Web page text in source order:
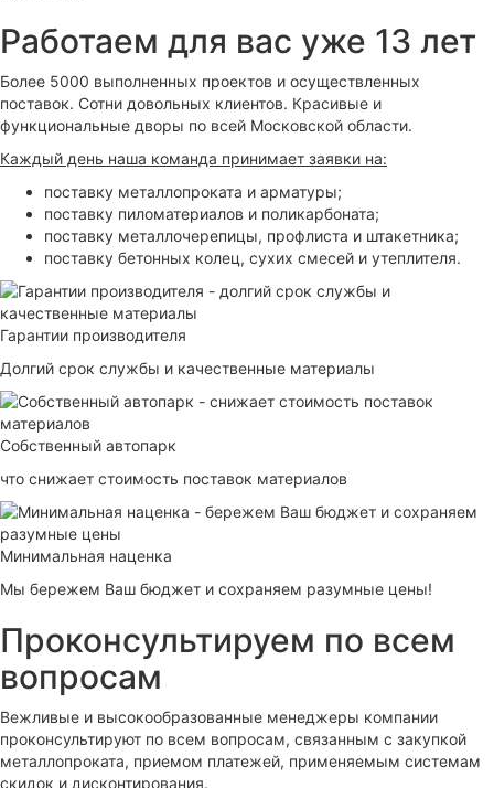
Работаем для вас уже 13 лет
Более 5000 выполненных проектов и осуществленных
поставок. Сотни довольных клиентов. Красивые и
функциональные дворы по всей Московской области.
Каждый день наша команда принимает заявки на:
поставку металлопроката и арматуры;
поставку пиломатериалов и поликарбоната;
поставку металлочерепицы, профлиста и штакетника;
поставку бетонных колец, сухих смесей и утеплителя.
Гарантии производителя
Долгий срок службы и качественные материалы
Собственный автопарк
что снижает стоимость поставок материалов
Минимальная наценка
Мы бережем Ваш бюджет и сохраняем разумные цены!
Проконсультируем по всем
вопросам
Вежливые и высокообразованные менеджеры компании
проконсультируют по всем вопросам, связанным с закупкой
металлопроката, приемом платежей, применяемым системам
скидок и дисконтирования.